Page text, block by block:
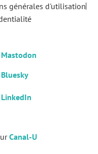
générales d'utilisation
Mastodon
Bluesky
LinkedIn
Canal-U